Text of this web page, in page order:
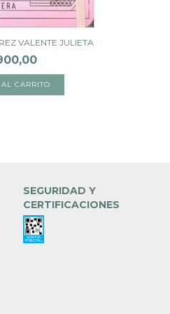
VALENTE JULIETA
SEGURIDAD Y
CERTIFICACIONES